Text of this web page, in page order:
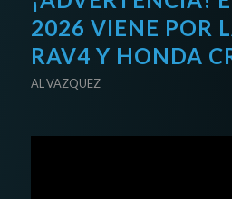
2026 VIENE POR
RAV4 Y HONDA
AL VAZQUEZ